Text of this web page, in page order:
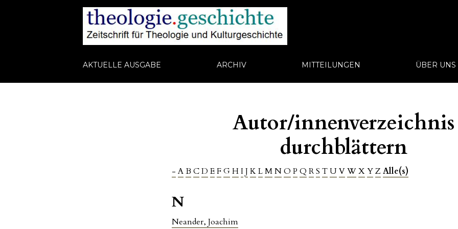
AKTUELLE AUSGABE ARCHIV MITTEILUNGEN ÜBER UNS
Autor/innenverzeichnis
durchblättern
- AB CD EFGHI J KLMNO P Q RS TUVWXYZ Alle(s)
N
Neander, Joachim